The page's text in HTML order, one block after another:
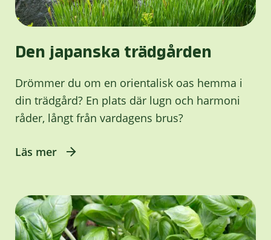
Den japanska trädgården
Drömmer du om en orientalisk oas hemma i
din trädgård? En plats där lugn och harmoni
råder, långt från vardagens brus?
Läs mer